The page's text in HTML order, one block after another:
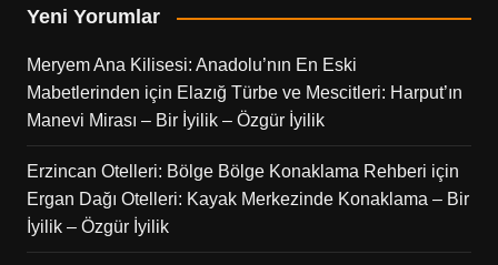
Yeni Yorumlar
Meryem Ana Kilisesi: Anadolu’nın En Eski
Mabetlerinden için Elazığ Türbe ve Mescitleri: Harput’ın
Manevi Mirası – Bir İyilik – Özgür İyilik
Erzincan Otelleri: Bölge Bölge Konaklama Rehberi için
Ergan Dağı Otelleri: Kayak Merkezinde Konaklama – Bir
İyilik – Özgür İyilik